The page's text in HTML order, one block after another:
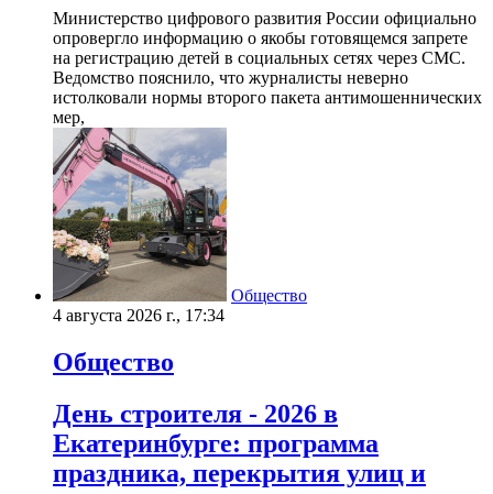
Министерство цифрового развития России официально
опровергло информацию о якобы готовящемся запрете
на регистрацию детей в социальных сетях через СМС.
Ведомство пояснило, что журналисты неверно
истолковали нормы второго пакета антимошеннических
мер,
Общество
4 августа 2026 г., 17:34
Общество
День строителя - 2026 в
Екатеринбурге: программа
праздника, перекрытия улиц и